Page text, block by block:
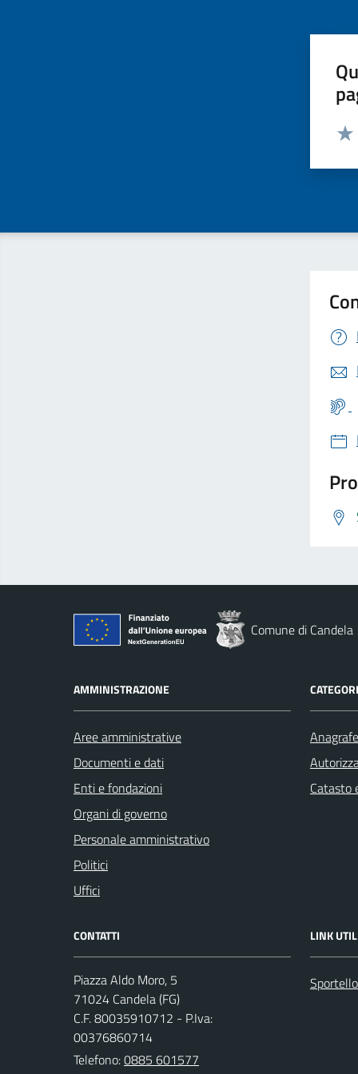
Comune di Candela
AMMINISTRAZIONE
Aree amministrative
Documenti e dati
Enti e fondazioni
Organi di governo
Personale amministrativo
Politici
Uffici
Catasto
CONTATTI
Piazza Aldo Moro, 5
71024 Candela (FG)
C.F. 80035910712 - P.Iva:
00376860714
Telefono:0885 601577
LINK